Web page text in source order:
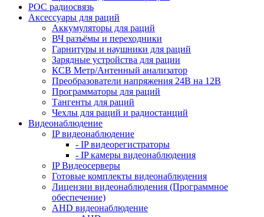
POC радиосвязь
Аксессуары для раций
Аккумуляторы для раций
ВЧ разъёмы и переходники
Гарнитуры и наушники для раций
Зарядные устройства для рации
КСВ Метр/Антенный анализатор
Преобразователи напряжения 24В на 12В
Программаторы для раций
Тангенты для раций
Чехлы для раций и радиостанций
Видеонаблюдение
IP видеонаблюдение
- IP видеорегистраторы
- IP камеры видеонаблюдения
IP Видеосерверы
Готовые комплекты видеонаблюдения
Лицензии видеонаблюдения (Программное
обеспечение)
AHD видеонаблюдение